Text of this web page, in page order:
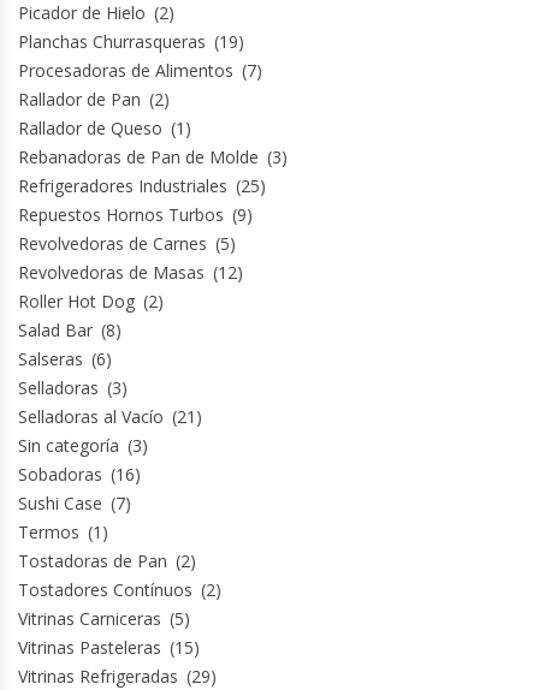
Revolvedoras De Masas
Roller Hot Dog
Salseras
Selladoras
Selladoras Al Vacío
Shawarmas
Sin Categoría
Sobadoras
Sushi Case
Termos
Tostadoras De Pan
Picador de Hielo (2)
Planchas Churrasqueras (19)
Procesadoras de Alimentos (7)
Rallador de Pan (2)
Rallador de Queso (1)
Rebanadoras de Pan de Molde (3)
Refrigeradores Industriales (25)
Repuestos Hornos Turbos (9)
Revolvedoras de Carnes (5)
Revolvedoras de Masas (12)
Roller Hot Dog (2)
Salad Bar (8)
Salseras (6)
Selladoras (3)
Selladoras al Vacío (21)
Sin categoría (3)
Sobadoras (16)
Sushi Case (7)
Termos (1)
Tostadoras de Pan (2)
Tostadores Contínuos (2)
Vitrinas Carniceras (5)
Vitrinas Pasteleras (15)
Vitrinas Refrigeradas (29)